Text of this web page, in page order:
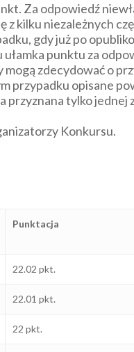
Za odpowiedź
kilku niezależnych
gdy już po
punktu za
zdecydować o
przypadku opisane
przyznana tylko
Konkursu.
Punktacja
22.02 pkt.
22.01 pkt.
22 pkt.